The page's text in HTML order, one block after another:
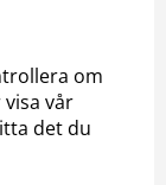
om
vår
det du